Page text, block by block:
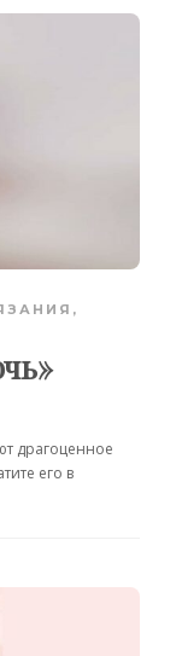
,
драгоценное
его в